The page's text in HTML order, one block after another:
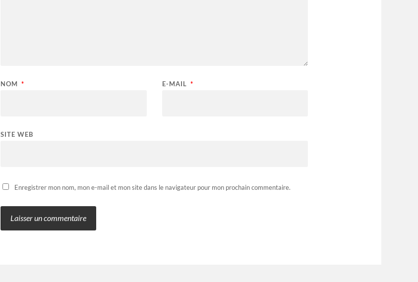
NOM * E-MAIL *
SITE WEB
Enregistrer mon nom, mon e-mail et mon site dans le navigateur pour mon prochain commentaire.